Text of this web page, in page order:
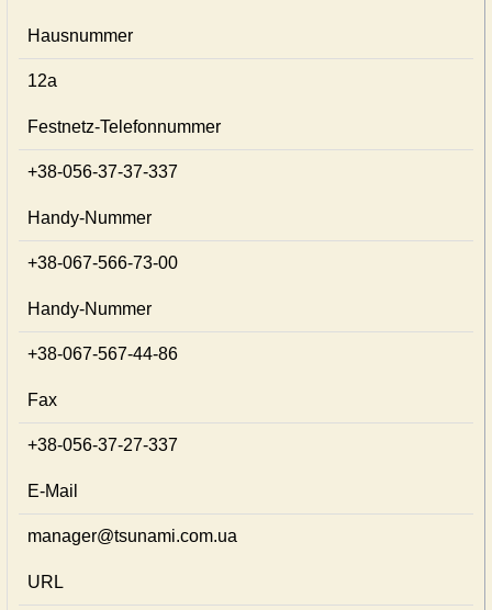
Hausnummer
12а
Festnetz-Telefonnummer
+38-056-37-37-337
Handy-Nummer
+38-067-566-73-00
Handy-Nummer
+38-067-567-44-86
Fax
+38-056-37-27-337
E-Mail
manager@tsunami.com.ua
URL